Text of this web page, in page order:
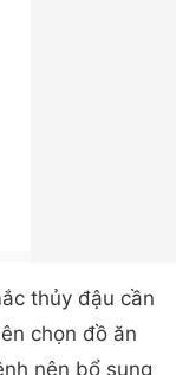
thủy đậu cần
chọn đồ ăn
nên bổ sung